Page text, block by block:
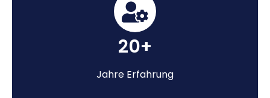
20+
Jahre Erfahrung